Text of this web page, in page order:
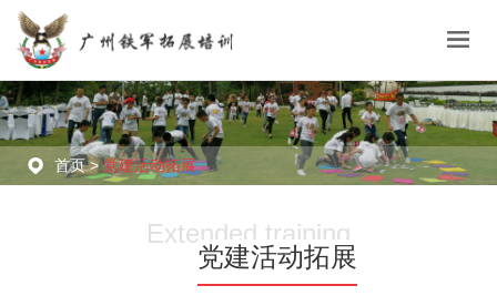
首页 > 党建活动拓展
Extended training
党建活动拓展